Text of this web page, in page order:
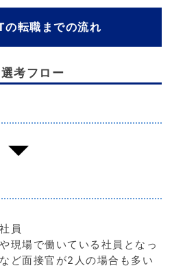
転職までの流れ
考フロー
員
現場で働いている社員となっ
ど面接官が2人の場合も多い